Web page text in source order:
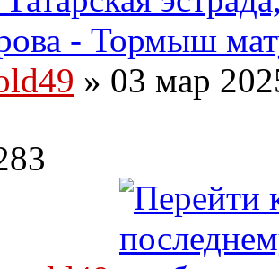
- Тормыш
» 03 мар